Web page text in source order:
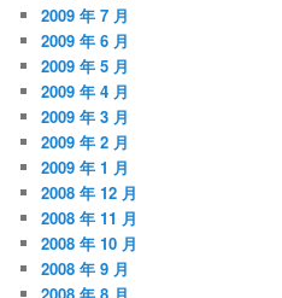
2009 年 7 月
2009 年 6 月
2009 年 5 月
2009 年 4 月
2009 年 3 月
2009 年 2 月
2009 年 1 月
2008 年 12 月
2008 年 11 月
2008 年 10 月
2008 年 9 月